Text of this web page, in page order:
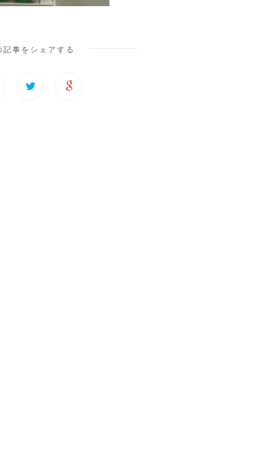
記事をシェアする